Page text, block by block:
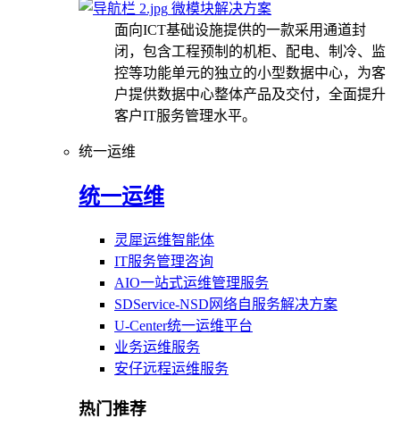
微模块解决方案
面向ICT基础设施提供的一款采用通道封
闭，包含工程预制的机柜、配电、制冷、监
控等功能单元的独立的小型数据中心，为客
户提供数据中心整体产品及交付，全面提升
客户IT服务管理水平。
统一运维
统一运维
灵犀运维智能体
IT服务管理咨询
AIO一站式运维管理服务
SDService-NSD网络自服务解决方案
U-Center统一运维平台
业务运维服务
安仔远程运维服务
热门推荐